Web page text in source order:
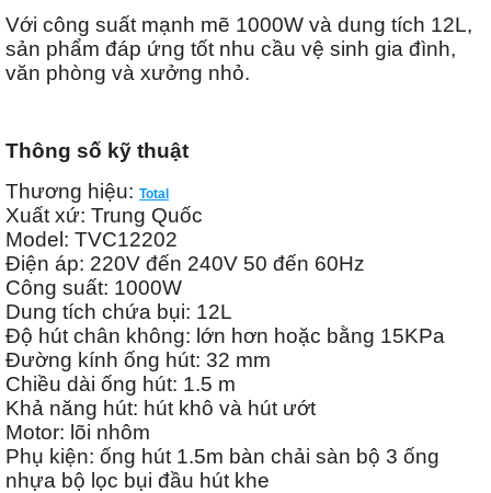
Với công suất mạnh mẽ 1000W và dung tích 12L,
sản phẩm đáp ứng tốt nhu cầu vệ sinh gia đình,
văn phòng và xưởng nhỏ.
Thông số kỹ thuật
Thương hiệu: Total
Xuất xứ: Trung Quốc
Model: TVC12202
Điện áp: 220V đến 240V 50 đến 60Hz
Công suất: 1000W
Dung tích chứa bụi: 12L
Độ hút chân không: lớn hơn hoặc bằng 15KPa
Đường kính ống hút: 32 mm
Chiều dài ống hút: 1.5 m
Khả năng hút: hút khô và hút ướt
Motor: lõi nhôm
Phụ kiện: ống hút 1.5m bàn chải sàn bộ 3 ống
nhựa bộ lọc bụi đầu hút khe